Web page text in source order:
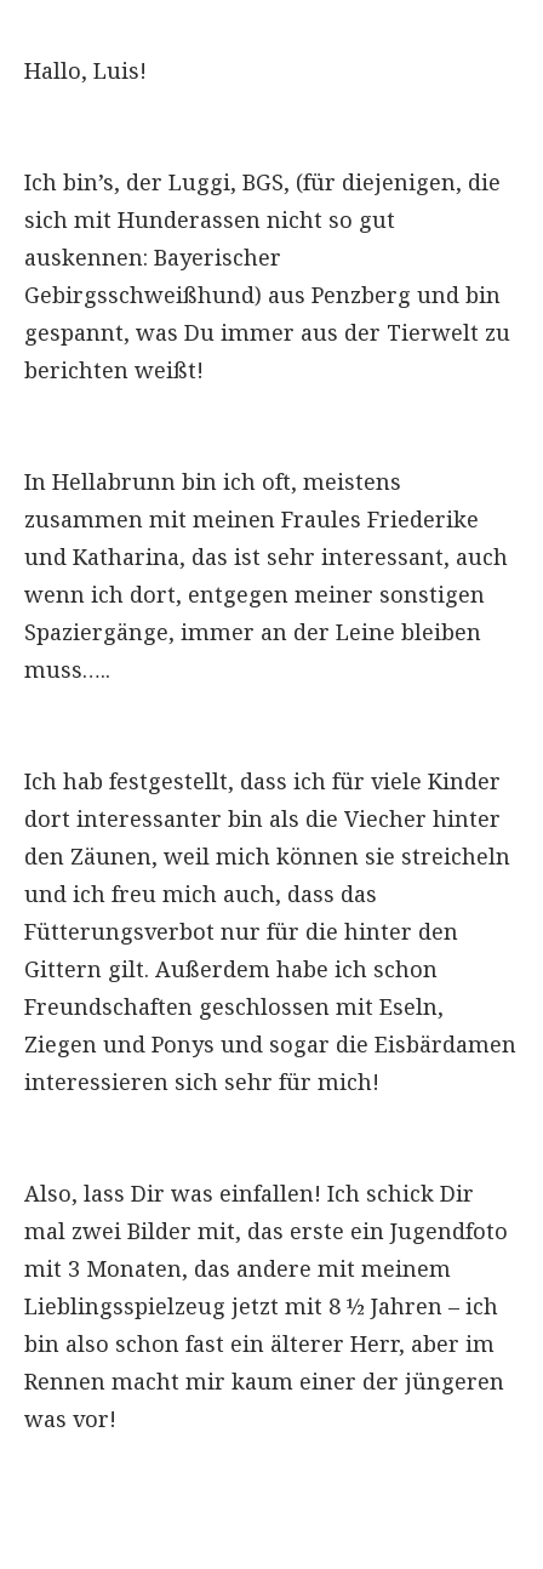
Hallo, Luis!
Ich bin’s, der Luggi, BGS, (für diejenigen, die
sich mit Hunderassen nicht so gut
auskennen: Bayerischer
Gebirgsschweißhund) aus Penzberg und bin
gespannt, was Du immer aus der Tierwelt zu
berichten weißt!
In Hellabrunn bin ich oft, meistens
zusammen mit meinen Fraules Friederike
und Katharina, das ist sehr interessant, auch
wenn ich dort, entgegen meiner sonstigen
Spaziergänge, immer an der Leine bleiben
muss…..
Ich hab festgestellt, dass ich für viele Kinder
dort interessanter bin als die Viecher hinter
den Zäunen, weil mich können sie streicheln
und ich freu mich auch, dass das
Fütterungsverbot nur für die hinter den
Gittern gilt. Außerdem habe ich schon
Freundschaften geschlossen mit Eseln,
Ziegen und Ponys und sogar die Eisbärdamen
interessieren sich sehr für mich!
Also, lass Dir was einfallen! Ich schick Dir
mal zwei Bilder mit, das erste ein Jugendfoto
mit 3 Monaten, das andere mit meinem
Lieblingsspielzeug jetzt mit 8 ½ Jahren – ich
bin also schon fast ein älterer Herr, aber im
Rennen macht mir kaum einer der jüngeren
was vor!